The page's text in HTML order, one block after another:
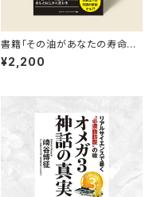
書籍「その油があなたの寿命を
縮める」
¥2,200